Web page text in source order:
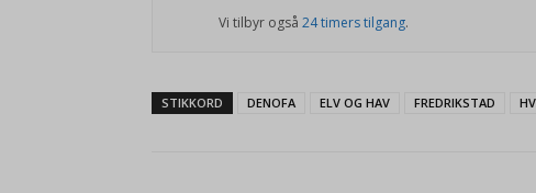
Vi tilbyr også 24 timers tilgang.
STIKKORD DENOFA ELV OG HAV FREDRIKSTAD